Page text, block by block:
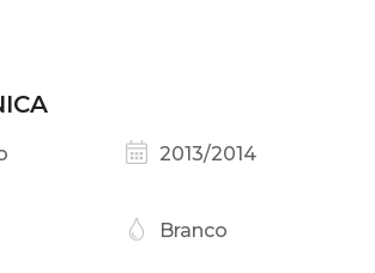
2013/2014
Branco